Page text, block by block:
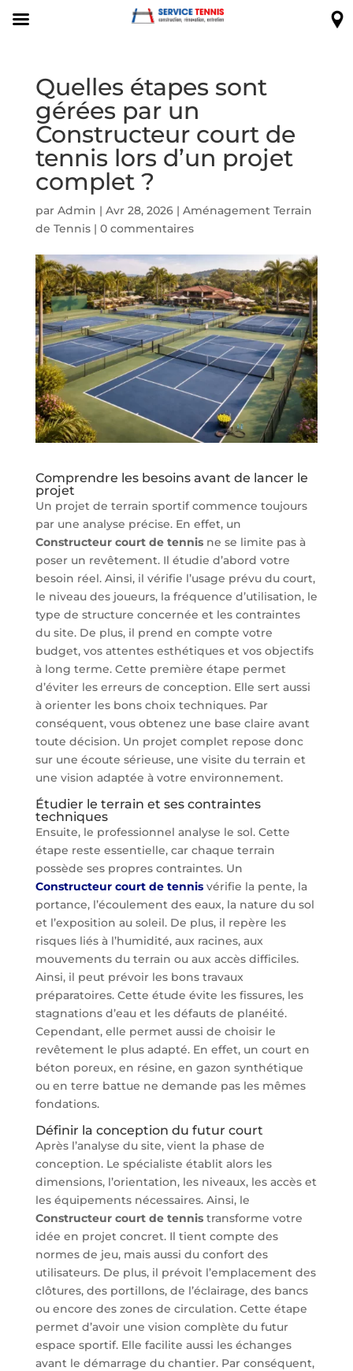
Quelles étapes sont
gérées par un
Constructeur court de
tennis lors d’un projet
complet ?
par Admin | Avr 28, 2026| Aménagement Terrain
de Tennis| 0 commentaires
Comprendre les besoins avant de lancer le
projet
Un projet de terrain sportif commence toujours
par une analyse précise. En effet, un
Constructeur court de tennisne se limite pas à
poser un revêtement. Il étudie d’abord votre
besoin réel. Ainsi, il vérifie l’usage prévu du court,
le niveau des joueurs, la fréquence d’utilisation, le
type de structure concernée et les contraintes
du site. De plus, il prend en compte votre
budget, vos attentes esthétiques et vos objectifs
à long terme. Cette première étape permet
d’éviter les erreurs de conception. Elle sert aussi
à orienter les bons choix techniques. Par
conséquent, vous obtenez une base claire avant
toute décision. Un projet complet repose donc
sur une écoute sérieuse, une visite du terrain et
une vision adaptée à votre environnement.
Étudier le terrain et ses contraintes
techniques
Ensuite, le professionnel analyse le sol. Cette
étape reste essentielle, car chaque terrain
possède ses propres contraintes. Un
Constructeur court de tennisvérifie la pente, la
portance, l’écoulement des eaux, la nature du sol
et l’exposition au soleil. De plus, il repère les
risques liés à l’humidité, aux racines, aux
mouvements du terrain ou aux accès difficiles.
Ainsi, il peut prévoir les bons travaux
préparatoires. Cette étude évite les fissures, les
stagnations d’eau et les défauts de planéité.
Cependant, elle permet aussi de choisir le
revêtement le plus adapté. En effet, un court en
béton poreux, en résine, en gazon synthétique
ou en terre battue ne demande pas les mêmes
fondations.
Définir la conception du futur court
Après l’analyse du site, vient la phase de
conception. Le spécialiste établit alors les
dimensions, l’orientation, les niveaux, les accès et
les équipements nécessaires. Ainsi, le
Constructeur court de tennistransforme votre
idée en projet concret. Il tient compte des
normes de jeu, mais aussi du confort des
utilisateurs. De plus, il prévoit l’emplacement des
clôtures, des portillons, de l’éclairage, des bancs
ou encore des zones de circulation. Cette étape
permet d’avoir une vision complète du futur
espace sportif. Elle facilite aussi les échanges
avant le démarrage du chantier. Par conséquent,